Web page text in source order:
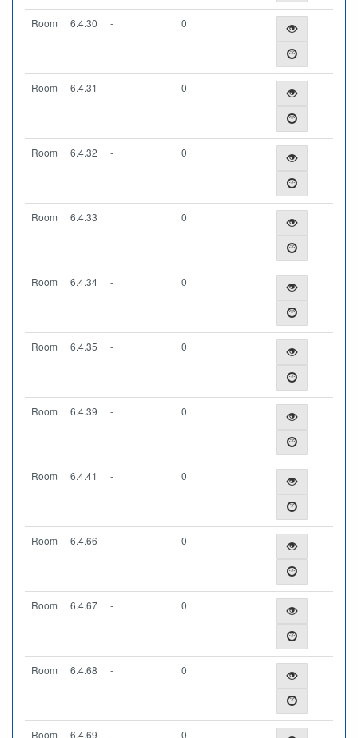
Room 6.4.30 - 0
Room 6.4.31 - 0
Room 6.4.32 - 0
Room 6.4.33 0
Room 6.4.34 - 0
Room 6.4.35 - 0
Room 6.4.39 - 0
Room 6.4.41 - 0
Room 6.4.66 - 0
Room 6.4.67 - 0
Room 6.4.68 - 0
Room 6.4.69 - 0